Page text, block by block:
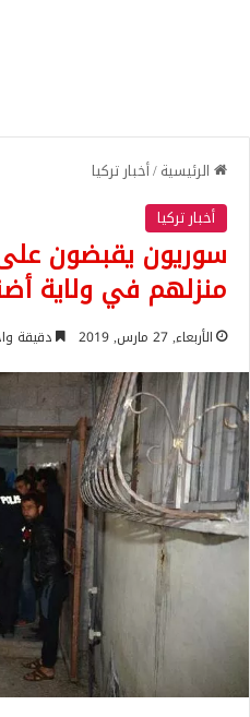
الرئيسية/أخبار تركيا
أخبار تركيا
سوريون يقبضون
منزلهم في ولاية
الأربعاء, 27 مارس, 2019 دقيقة